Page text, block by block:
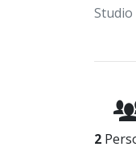
Studio
2